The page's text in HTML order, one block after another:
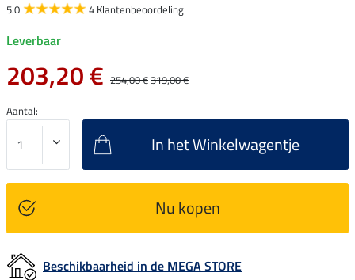
5.0 4 Klantenbeoordeling
Leverbaar
203,20 € 254,00 €319,00 €
Aantal:
In het Winkelwagentje
Nu kopen
Beschikbaarheid in de MEGA STORE